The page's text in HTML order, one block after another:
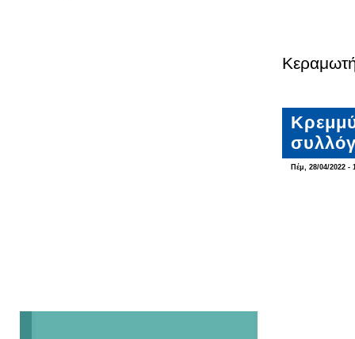
Πέμ, 28/04/2022 -